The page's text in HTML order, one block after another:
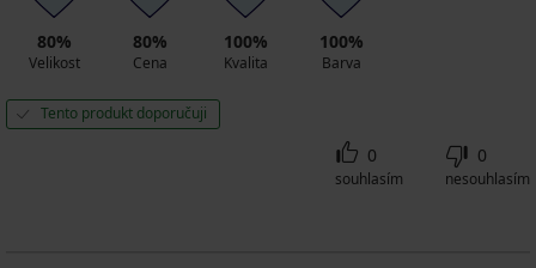
80%
Velikost
80%
Cena
100%
Kvalita
100%
Barva
Tento produkt doporučuji
0
souhlasím
0
nesouhlasím